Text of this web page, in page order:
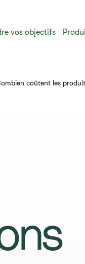
vos objectifs
coûtent les